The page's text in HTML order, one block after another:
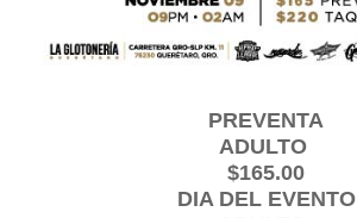
PREVENTA
ADULTO
$165.00
DIA DEL EVENTO